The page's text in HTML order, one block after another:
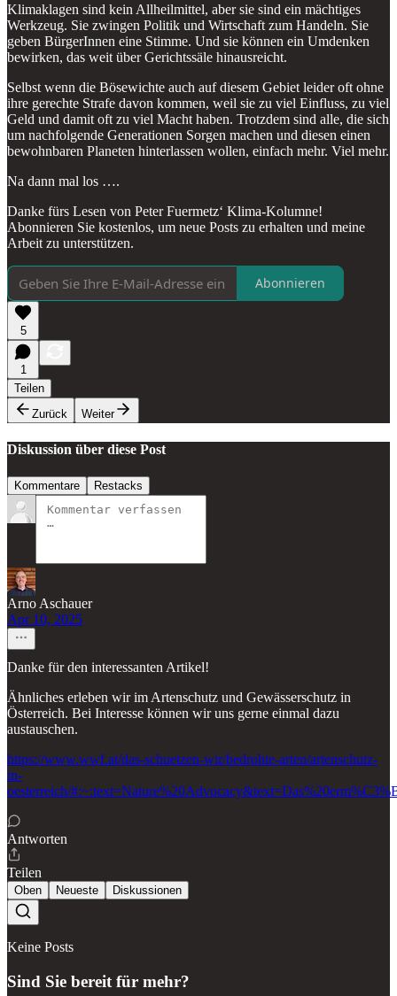
Klimaklagen sind kein Allheilmittel, aber sie sind ein mächtiges
Werkzeug. Sie zwingen Politik und Wirtschaft zum Handeln. Sie
geben BürgerInnen eine Stimme. Und sie können ein Umdenken
bewirken, das weit über Gerichtssäle hinausreicht.
Selbst wenn die Bösewichte auch auf diesem Gebiet leider oft ohne
ihre gerechte Strafe davon kommen, weil sie zu viel Einfluss, zu viel
Geld und damit oft zu viel Macht haben. Trotzdem sind alle, die sich
um nachfolgende Generationen Sorgen machen und diesen einen
bewohnbaren Planeten hinterlassen wollen, einfach mehr. Viel mehr.
Na dann mal los ….
Danke fürs Lesen von Peter Fuermetz‘ Klima-Kolumne!
Abonnieren Sie kostenlos, um neue Posts zu erhalten und meine
Arbeit zu unterstützen.
Abonnieren
5
1
Teilen
Zurück
Weiter
Diskussion über diese Post
Kommentare Restacks
Arno Aschauer
Apr 10, 2025
Danke für den interessanten Artikel!
Ähnliches erleben wir im Artenschutz und Gewässerschutz in
Österreich. Bei Interesse können wir uns gerne einmal dazu
austauschen.
https://www.wwf.at/das-schuetzen-wir/bedrohte-arten/artenschutz-
in-
oesterreich/
Antworten
Teilen
Oben Neueste Diskussionen
Keine Posts
Sind Sie bereit für mehr?